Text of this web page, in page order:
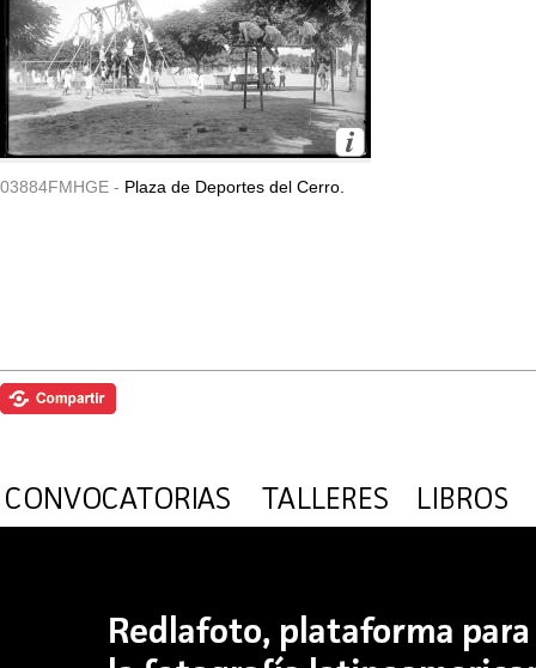
03884FMHGE - Plaza de Deportes del Cerro.